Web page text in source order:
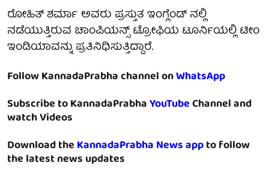
ರೋಹಿತ್ ಶರ್ಮಾ ಅವರು ಪ್ರಸ್ತುತ ಇಂಗ್ಲೆಂಡ್ ನಲ್ಲಿ
ನಡೆಯುತ್ತಿರುವ ಚಾಂಪಿಯನ್ಸ್ ಟ್ರೋಫಿಯ ಟೂರ್ನಿಯಲ್ಲಿ ಟೀಂ
ಇಂಡಿಯಾವನ್ನು ಪ್ರತಿನಿಧಿಸುತ್ತಿದ್ದಾರೆ.
Follow KannadaPrabha channel onWhatsApp
Subscribe to KannadaPrabhaYouTubeChannel and
watch Videos
Download theKannadaPrabha News appto follow
the latest news updates